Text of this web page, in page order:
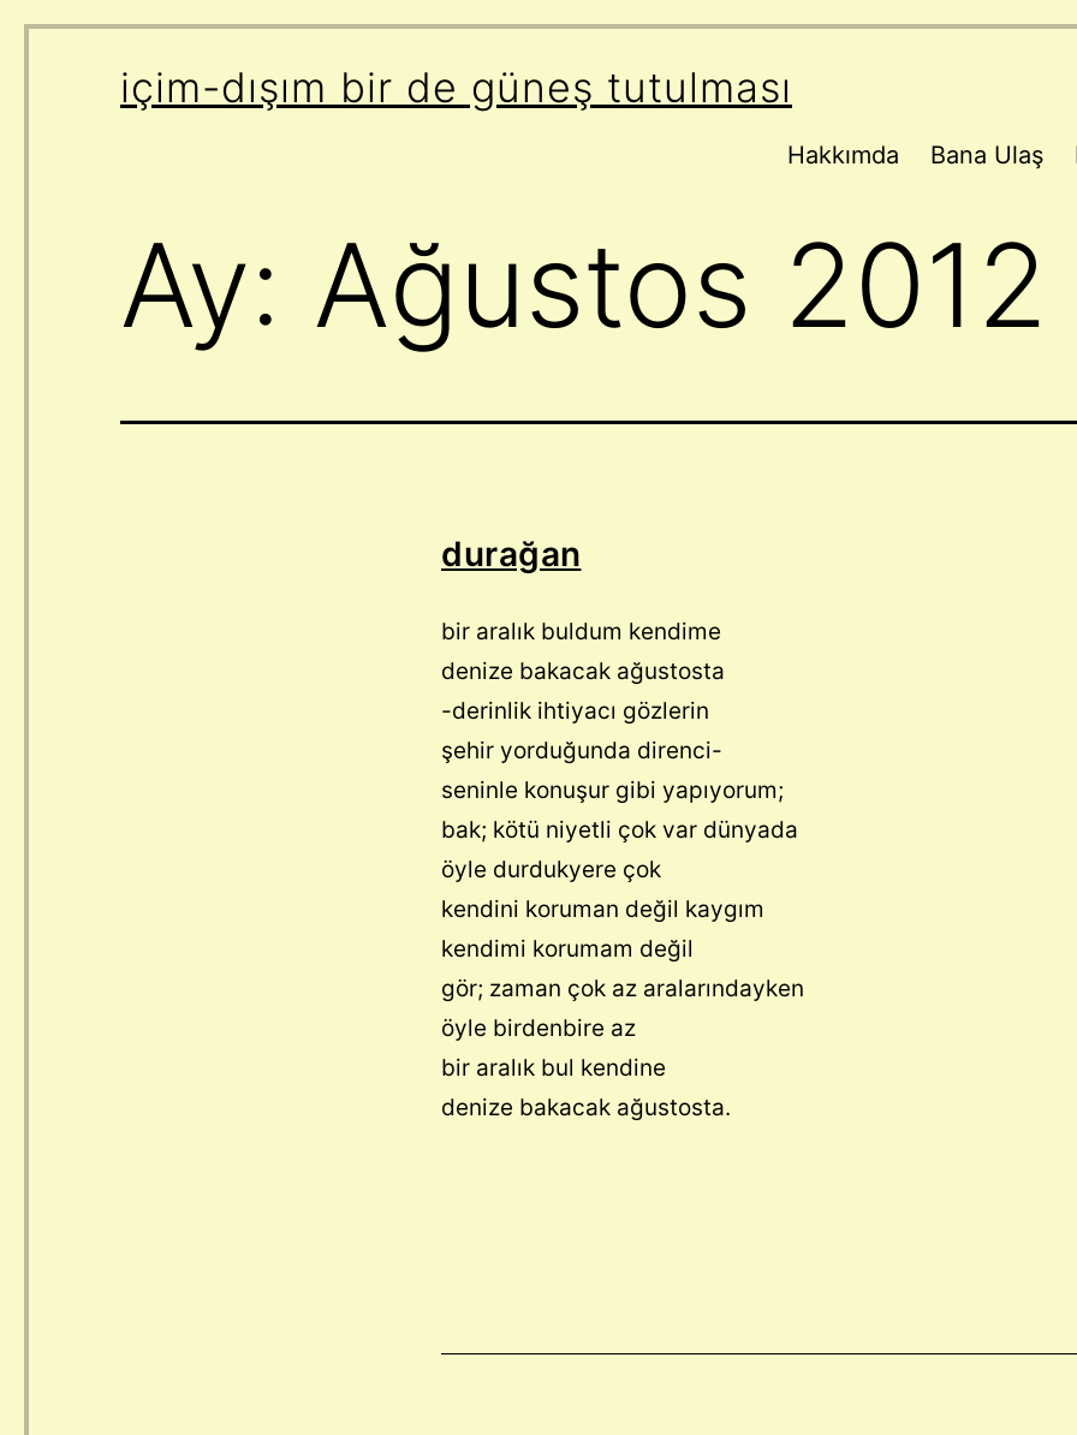
içim-dışım bir de güneş tutulması
Hakkımda Bana Ulaş
Ay: Ağustos 2012
durağan
bir aralık buldum kendime
denize bakacak ağustosta
-derinlik ihtiyacı gözlerin
şehir yorduğunda direnci-
seninle konuşur gibi yapıyorum;
bak; kötü niyetli çok var dünyada
öyle durdukyere çok
kendini koruman değil kaygım
kendimi korumam değil
gör; zaman çok az aralarındayken
öyle birdenbire az
bir aralık bul kendine
denize bakacak ağustosta.